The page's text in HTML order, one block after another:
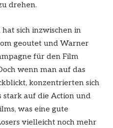
drehen.
sich inzwischen in
geoutet und Warner
für den Film
wenn man auf das
konzentrierten sich
stark auf die Action und
was eine gute
vielleicht noch mehr